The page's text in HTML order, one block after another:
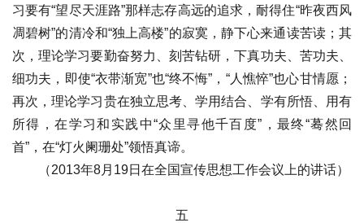
习要有“望尽天涯路”那样志存高远的追求，耐得住“昨夜西风
凋碧树”的清冷和“独上高楼”的寂寞，静下心来通读苦读；其
次，理论学习要勤奋努力、刻苦钻研，下真功夫、苦功夫、
细功夫，即使“衣带渐宽”也“终不悔”，“人憔悴”也心甘情愿；
再次，理论学习贵在独立思考、学用结合、学有所悟、用有
所得，在学习和实践中“众里寻他千百度”，最终“蓦然回
首”，在“灯火阑珊处”领悟真谛。
（2013年8月19日在全国宣传思想工作会议上的讲话）
五